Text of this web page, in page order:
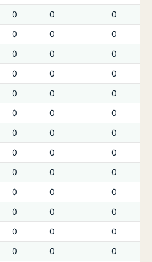
0 0
0
0 0
0
0 0
0
0 0
0
0 0
0
0 0
0
0 0
0
0 0
0
0 0
0
0 0
0
0 0
0
0 0
0
0 0
0